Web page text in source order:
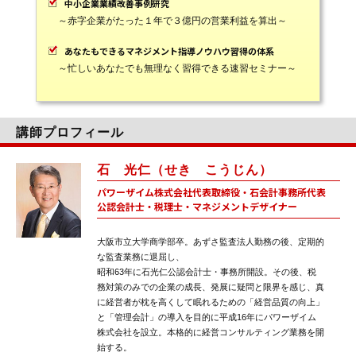
中小企業業績改善事例研究
～赤字企業がたった１年で３億円の営業利益を算出～
あなたもできるマネジメント指導ノウハウ習得の体系
～忙しいあなたでも無理なく習得できる速習セミナー～
講師プロフィール
石 光仁（せき こうじん）
パワーザイム株式会社代表取締役・石会計事務所代表
公認会計士・税理士・マネジメントデザイナー
大阪市立大学商学部卒。あずさ監査法人勤務の後、定期的
な監査業務に退屈し、
昭和63年に石光仁公認会計士・事務所開設。その後、税
務対策のみでの企業の成長、発展に疑問と限界を感じ、真
に経営者が枕を高くして眠れるための「経営品質の向上」
と「管理会計」の導入を目的に平成16年にパワーザイム
株式会社を設立。本格的に経営コンサルティング業務を開
始する。